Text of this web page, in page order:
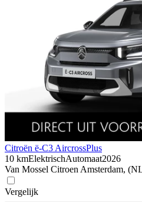
Citroën ë-C3 AircrossPlus
10 kmElektrischAutomaat2026
Van Mossel Citroen Amsterdam,
Vergelijk